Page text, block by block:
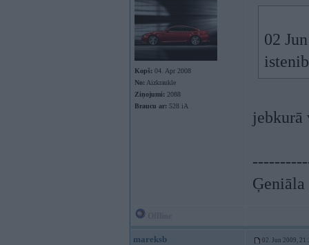
Kopš: 04. Apr 2008
No: Aizkraukle
Ziņojumi: 2088
Braucu ar: 528 iA
02
jebkurā
mareksb 02. Jun 2009,